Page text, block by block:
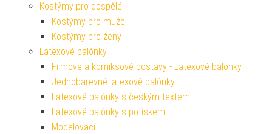
Kostýmy pro dospělé
Kostýmy pro muže
Kostýmy pro ženy
Latexové balónky
Filmové a komiksové postavy - Latexové balónky
Jednobarevné latexové balónky
Latexové balónky s českým textem
Latexové balónky s potiskem
Modelovací